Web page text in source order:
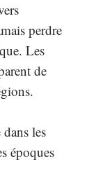
perdre
Les
de
les
époques